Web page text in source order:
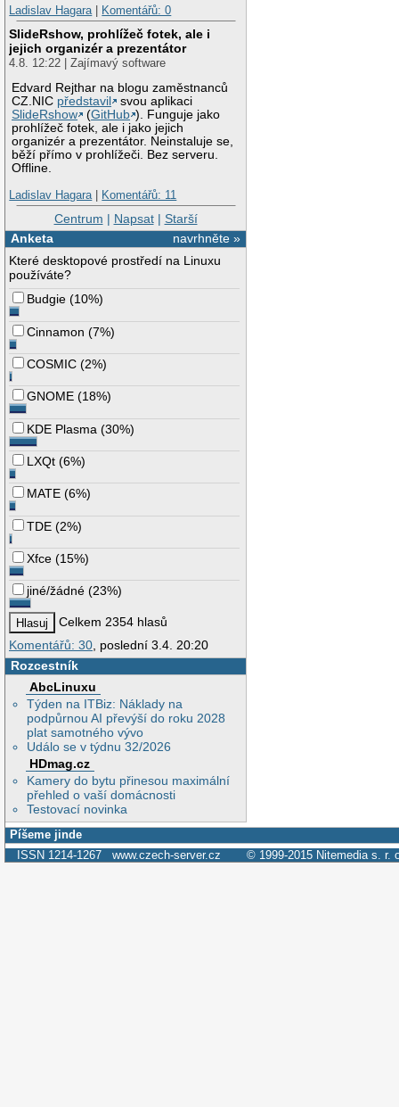
Ladislav Hagara| Komentářů: 0
SlideRshow, prohlížeč fotek, ale i
jejich organizér a prezentátor
4.8. 12:22 | Zajímavý software
Edvard Rejthar na blogu zaměstnanců
CZ.NIC představil
svou aplikaci
SlideRshow
(GitHub ). Funguje jako
prohlížeč fotek, ale i jako jejich
organizér a prezentátor. Neinstaluje se,
běží přímo v prohlížeči. Bez serveru.
Offline.
Ladislav Hagara| Komentářů: 11
Centrum | Napsat| Starší
navrhněte »
Anketa
Které desktopové prostředí na Linuxu
používáte?
Budgie (10%)
Cinnamon (7%)
COSMIC (2%)
GNOME (18%)
KDE Plasma (30%)
LXQt (6%)
MATE (6%)
TDE (2%)
Xfce (15%)
jiné/žádné (23%)
Celkem 2354 hlasů
Komentářů: 30 , poslední 3.4. 20:20
Rozcestník
AbcLinuxu
Týden na ITBiz: Náklady na
podpůrnou AI převýší do roku 2028
plat samotného vývo
Událo se v týdnu 32/2026
HDmag.cz
Kamery do bytu přinesou maximální
přehled o vaší domácnosti
Testovací novinka
Píšeme jinde
ISSN 1214-1267 www.czech-server.cz © 1999-2015 Nitemedia s. r.